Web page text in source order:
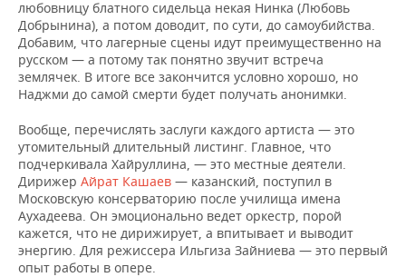
любовницу блатного сидельца некая Нинка (Любовь
Добрынина), а потом доводит, по сути, до самоубийства.
Добавим, что лагерные сцены идут преимущественно на
русском — а потому так понятно звучит встреча
землячек. В итоге все закончится условно хорошо, но
Наджми до самой смерти будет получать анонимки.
Вообще, перечислять заслуги каждого артиста — это
утомительный длительный листинг. Главное, что
подчеркивала Хайруллина, — это местные деятели.
Дирижер Айрат Кашаев — казанский, поступил в
Московскую консерваторию после училища имена
Аухадеева. Он эмоционально ведет оркестр, порой
кажется, что не дирижирует, а впитывает и выводит
энергию. Для режиссера Ильгиза Зайниева — это первый
опыт работы в опере.